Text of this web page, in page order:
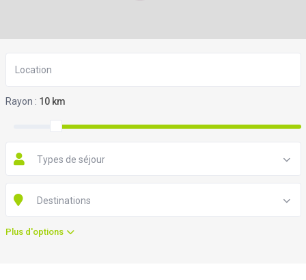
Rayon : 10 km
Types de séjour
Destinations
Plus d'options